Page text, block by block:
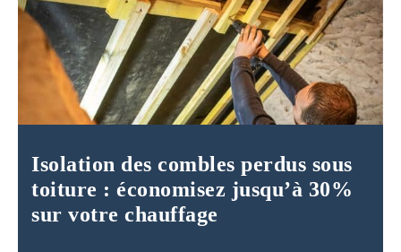
Isolation des combles perdus sous
toiture : économisez jusqu’à 30%
sur votre chauffage